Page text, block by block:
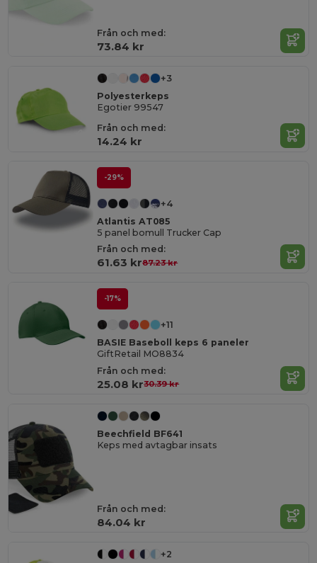
Från och med:
73.84 kr
+3
Polyesterkeps
Egotier 99547
Från och med:
14.24 kr
-29%
+4
Atlantis AT085
5 panel bomull Trucker Cap
Från och med:
61.63 kr87.23 kr
-17%
+11
BASIE Baseboll keps 6 paneler
GiftRetail MO8834
Från och med:
25.08 kr30.39 kr
Beechfield BF641
Keps med avtagbar insats
Från och med:
84.04 kr
+2